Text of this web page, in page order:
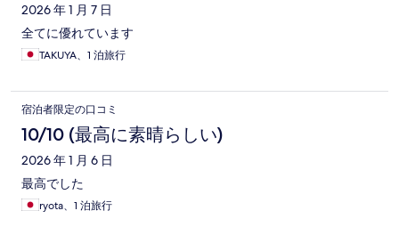
2026 年 1 月 7 日
全てに優れています
TAKUYA、1 泊旅行
宿泊者限定の口コミ
10/10 (最高に素晴らしい)
2026 年 1 月 6 日
最高でした
ryota、1 泊旅行